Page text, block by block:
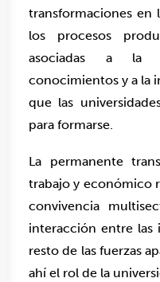
transformaciones en
los procesos
asociadas a la
conocimientos y a la
que las
para formarse.
La permanente
trabajo y económico
convivencia
interacción entre las
resto de las fuerzas
ahí el rol de la